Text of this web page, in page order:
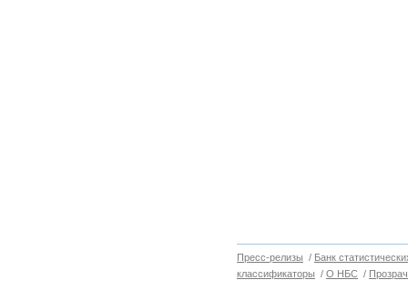
Пресс-релизы / Банк
классификаторы / О НБС /